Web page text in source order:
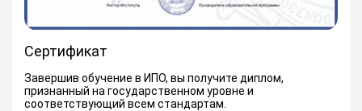
Сертификат
Завершив обучение в ИПО, вы получите диплом,
признанный на государственном уровне и
соответствующий всем стандартам.